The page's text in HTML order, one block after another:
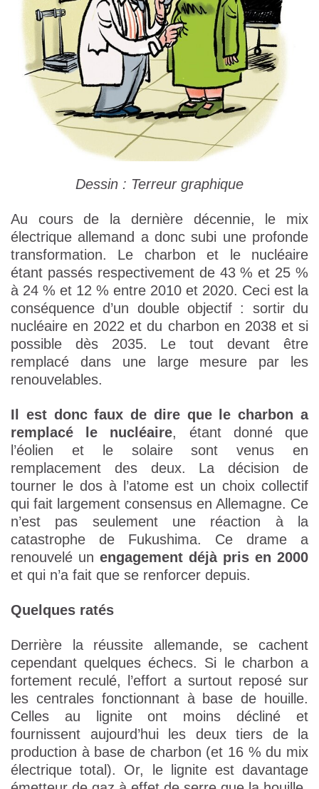
Dessin : Terreur graphique
Au cours de la dernière décennie, le mix
électrique allemand a donc subi une profonde
transformation. Le charbon et le nucléaire
étant passés respectivement de 43 % et 25 %
à 24 % et 12 % entre 2010 et 2020. Ceci est la
conséquence d’un double objectif : sortir du
nucléaire en 2022 et du charbon en 2038 et si
possible dès 2035. Le tout devant être
remplacé dans une large mesure par les
renouvelables.
Il est donc faux de dire que le charbon a
remplacé le nucléaire, étant donné que
l’éolien et le solaire sont venus en
remplacement des deux. La décision de
tourner le dos à l’atome est un choix collectif
qui fait largement consensus en Allemagne. Ce
n’est pas seulement une réaction à la
catastrophe de Fukushima. Ce drame a
renouvelé un engagement déjà pris en 2000
et qui n’a fait que se renforcer depuis.
Quelques ratés
Derrière la réussite allemande, se cachent
cependant quelques échecs. Si le charbon a
fortement reculé, l’effort a surtout reposé sur
les centrales fonctionnant à base de houille.
Celles au lignite ont moins décliné et
fournissent aujourd’hui les deux tiers de la
production à base de charbon (et 16 % du mix
électrique total). Or, le lignite est davantage